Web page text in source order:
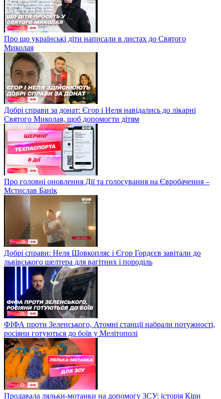
Про що українські діти написали в листах до Святого
Миколая
Добрі справи за донат: Єгор і Неля навідались до лікарні
Святого Миколая, щоб допомогти дітям
Про головні оновлення Дії та голосування на Євробачення –
Мстислав Банік
Добрі справи: Неля Шовкопляс і Єгор Гордєєв завітали до
львівського шелтера для вагітних і породіль
ФІФА проти Зеленського, Атомні станції набрали потужності,
росіяни готуються до боїв у Мелітополі
Продавала ляльки-мотанки на допомогу ЗСУ: історія Кіри